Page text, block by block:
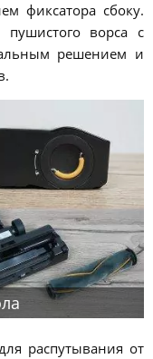
фиксатора сбоку.
пушистого ворса с
решением и
распутывания от